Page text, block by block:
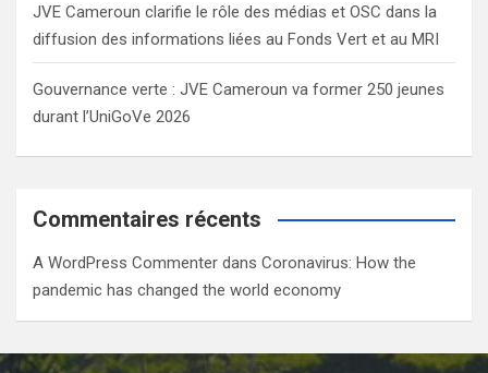
JVE Cameroun clarifie le rôle des médias et OSC dans la
diffusion des informations liées au Fonds Vert et au MRI
Gouvernance verte : JVE Cameroun va former 250 jeunes
durant l’UniGoVe 2026
Commentaires récents
A WordPress Commenter dans Coronavirus: How the
pandemic has changed the world economy